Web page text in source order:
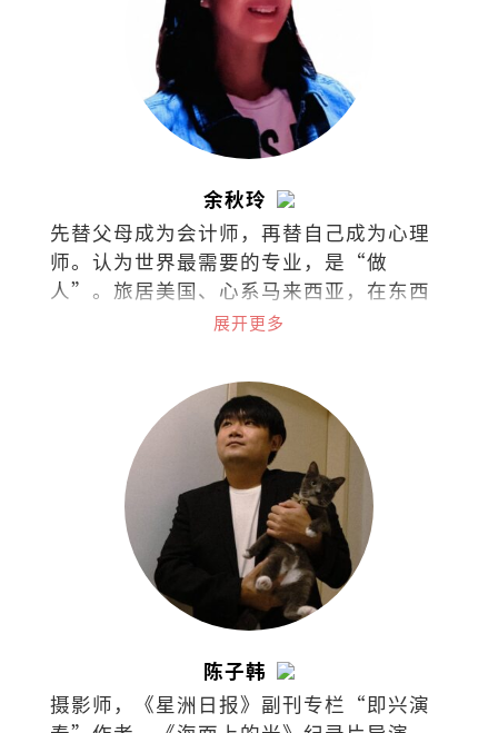
余秋玲
先替父母成为会计师，再替自己成为心理
师。认为世界最需要的专业，是“做
人”。旅居美国、心系马来西亚，在东西
文化间拉扯。试着把拉扯化成视野，把矛
展开更多
陈子韩
摄影师，《星洲日报》副刊专栏“即兴演